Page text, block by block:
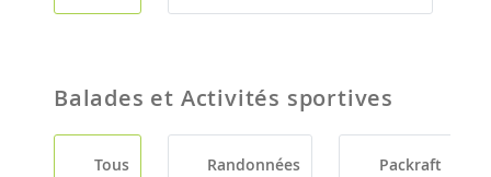
Balades et Activités sportives
Tous Randonnées Packraft